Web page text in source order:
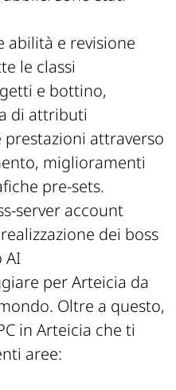
abilità e revisione
le classi
e bottino,
di attributi
attraverso
miglioramenti
pre-sets.
server account
dei boss
AI
per Arteicia da
Oltre a questo,
in Arteicia che ti
aree: